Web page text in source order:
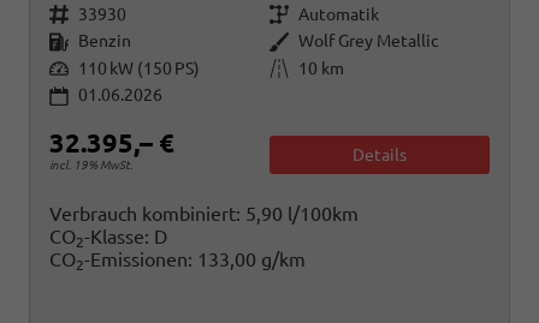
Fahrzeugnr. 33930 Getriebe Automatik
Kraftstoff Benzin Außenfarbe Wolf Grey Metallic
Leistung 110 kW (150 PS) Kilometerstand
10 km
01.06.2026
32.395,– €
incl. 19% MwSt.
Details
Verbrauch kombiniert: 5,90 l/100km
CO2-Klasse: D
CO2-Emissionen: 133,00 g/km